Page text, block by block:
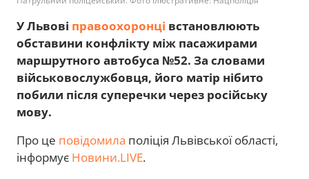
У Львові правоохоронці встановлюють
обставини конфлікту між пасажирами
маршрутного автобуса №52. За словами
військовослужбовця, його матір нібито
побили після суперечки через російську
мову.
Про це повідомила поліція Львівської області,
інформує Новини.LIVE.